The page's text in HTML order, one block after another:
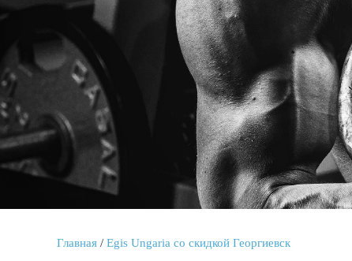
Главная / Egis Ungaria со скидкой Георгиевск